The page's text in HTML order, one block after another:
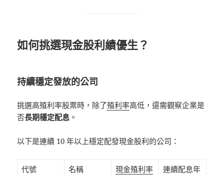
如何挑選現金股利績優生？
持續穩定發放的公司
挑選高殖利率股票時，除了殖利率高低，還需觀察企業是
否長期穩定配息 。
以下是連續 10 年以上穩定配發現金股利的公司：
代號 名稱
現金殖利率
連續配息年